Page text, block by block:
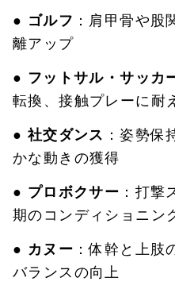
● ゴルフ ：肩甲骨や股
離アップ
● フットサル・サッカ
転換、接触プレーに耐
● 社交ダンス ：姿勢保
かな動きの獲得
● プロボクサー ：打撃
期のコンディショニン
● カヌー ：体幹と上肢
バランスの向上